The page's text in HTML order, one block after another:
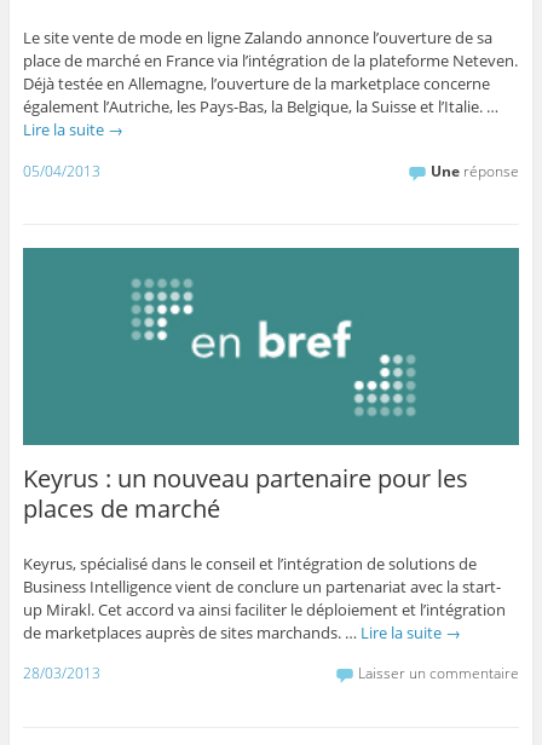
Le site vente de mode en ligne Zalando annonce l’ouverture de sa
place de marché en France via l’intégration de la plateforme Neteven.
Déjà testée en Allemagne, l’ouverture de la marketplace concerne
également l’Autriche, les Pays-Bas, la Belgique, la Suisse et l’Italie. …
Lire la suite →
05/04/2013 Une réponse
Keyrus : un nouveau partenaire pour les
places de marché
Keyrus, spécialisé dans le conseil et l’intégration de solutions de
Business Intelligence vient de conclure un partenariat avec la start-
up Mirakl. Cet accord va ainsi faciliter le déploiement et l’intégration
de marketplaces auprès de sites marchands. … Lire la suite →
28/03/2013 Laisser un commentaire